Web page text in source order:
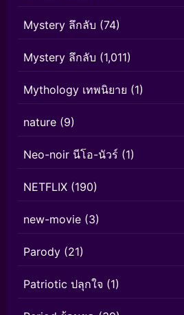
Mystery ลึกลับ (74)
Mystery ลึกลับ (1,011)
Mythology เทพนิยาย (1)
nature (9)
Neo-noir นีโอ-นัวร์ (1)
NETFLIX (190)
new-movie (3)
Parody (21)
Patriotic ปลุกใจ (1)